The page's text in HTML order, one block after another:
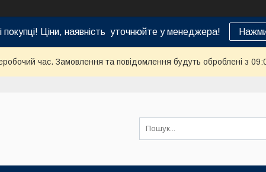
покупці! Ціни, наявність уточнюйте у менеджера!
час. Замовлення та повідомлення будуть оброблені з